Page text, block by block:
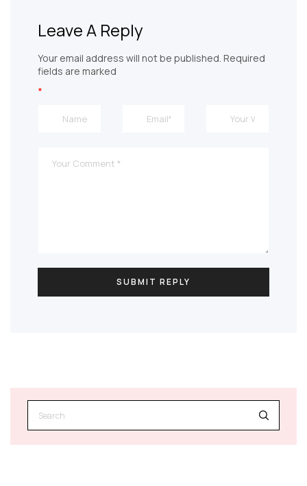
Leave A Reply
Your email address will not be published. Required
fields are marked
*